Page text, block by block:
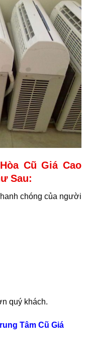
Cũ Giá Cao
Sau:
chóng của người
quý khách.
Tâm Cũ Giá